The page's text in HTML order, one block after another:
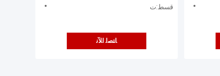
قسط:ت
ﺎﺘﺼﻟ ﺍﻶﻧ